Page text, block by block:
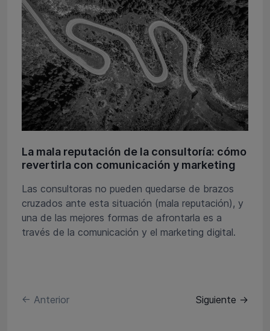
La mala reputación de la consultoría: cómo
revertirla con comunicación y marketing
Las consultoras no pueden quedarse de brazos
cruzados ante esta situación (mala reputación), y
una de las mejores formas de afrontarla es a
través de la comunicación y el marketing digital.
← Anterior Siguiente →